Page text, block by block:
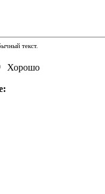
текст.
Хорошо